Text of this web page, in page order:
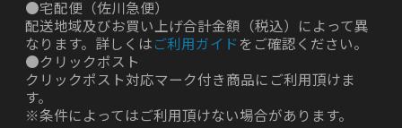
●宅配便（佐川急便）
配送地域及びお買い上げ合計金額（税込）によって異
なります。詳しくはご利用ガイド をご確認ください。
●クリックポスト
クリックポスト対応マーク付き商品にご利用頂けま
す。
※条件によってはご利用頂けない場合があります。